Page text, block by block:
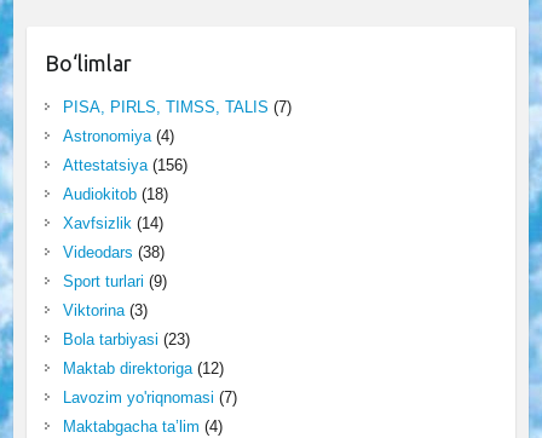
Bo‘limlar
PISA, PIRLS, TIMSS, TALIS (7)
Astronomiya(4)
Attestatsiya(156)
Audiokitob(18)
Xavfsizlik(14)
Videodars (38)
Sport turlari (9)
Viktorina(3)
Bola tarbiyasi (23)
Maktab direktoriga(12)
Lavozim yo'riqnomasi (7)
Maktabgacha ta’lim (4)